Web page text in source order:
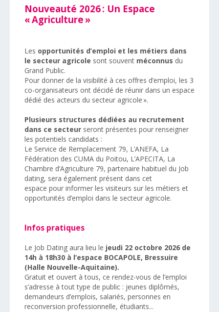
Nouveauté 2026 : Un Espace
« Agriculture »
Les opportunités d’emploi et les métiers dans
le secteur agricole sont souvent méconnus du
Grand Public.
Pour donner de la visibilité à ces offres d’emploi, les 3
co-organisateurs ont décidé de réunir dans un espace
dédié des acteurs du secteur agricole ».
Plusieurs structures dédiées au recrutement
dans ce secteur seront présentes pour renseigner
les potentiels candidats :
Le Service de Remplacement 79, L’ANEFA, La
Fédération des CUMA du Poitou, L’APECITA, La
Chambre d’Agriculture 79, partenaire habituel du Job
dating, sera également présent dans cet
espace pour informer les visiteurs sur les métiers et
opportunités d’emploi dans le secteur agricole.
Infos pratiques
Le Job Dating aura lieu le jeudi 22 octobre 2026 de
14h à 18h30 à l’espace BOCAPOLE, Bressuire
(Halle Nouvelle-Aquitaine).
Gratuit et ouvert à tous, ce rendez-vous de l’emploi
s’adresse à tout type de public : jeunes diplômés,
demandeurs d’emplois, salariés, personnes en
reconversion professionnelle, étudiants...